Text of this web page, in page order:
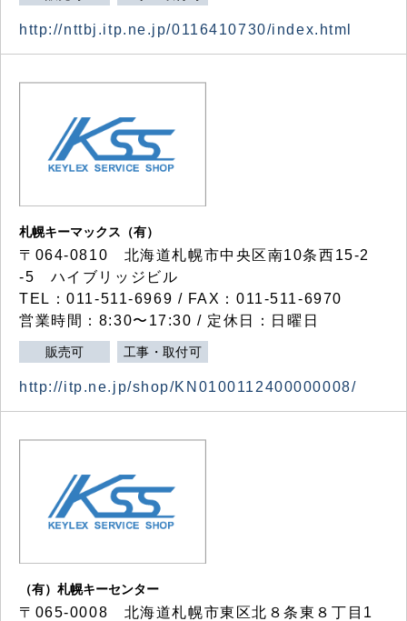
http://nttbj.itp.ne.jp/0116410730/index.html
札幌キーマックス（有）
〒064-0810 北海道札幌市中央区南10条西15-2
-5 ハイブリッジビル
TEL：011-511-6969 / FAX：011-511-6970
営業時間：8:30〜17:30 / 定休日：日曜日
販売可 工事・取付可
http://itp.ne.jp/shop/KN0100112400000008/
（有）札幌キーセンター
〒065-0008 北海道札幌市東区北８条東８丁目1